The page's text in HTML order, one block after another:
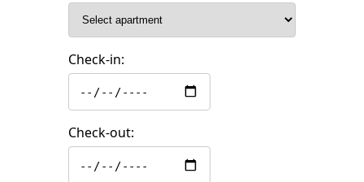
Check-in:
Check-out: